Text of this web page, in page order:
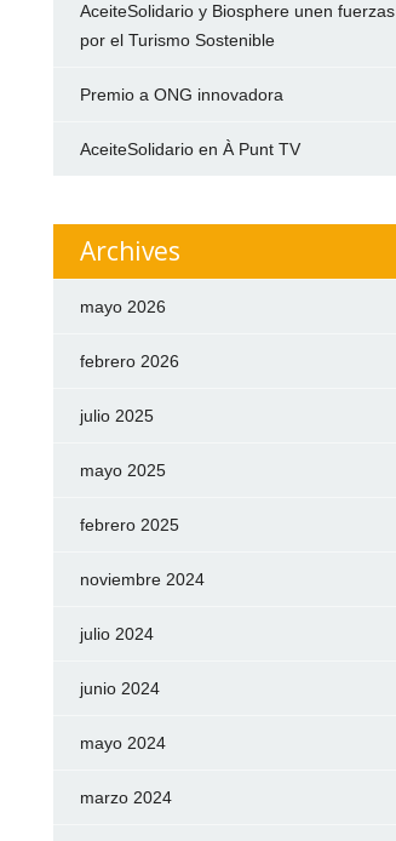
AceiteSolidario y Biosphere unen fuerzas
por el Turismo Sostenible
Premio a ONG innovadora
AceiteSolidario en À Punt TV
Archives
mayo 2026
febrero 2026
julio 2025
mayo 2025
febrero 2025
noviembre 2024
julio 2024
junio 2024
mayo 2024
marzo 2024